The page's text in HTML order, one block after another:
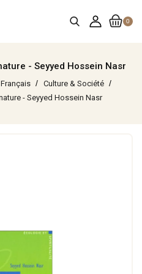
0
- Seyyed Hossein Nasr
Culture & Société
- Seyyed Hossein Nasr